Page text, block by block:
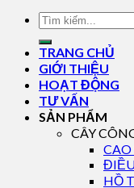
TRANG CHỦ
GIỚI THIỆU
HOẠT ĐỘNG
TƯ VẤN
SẢN PHẨM
CÂY
CAO
HỒ